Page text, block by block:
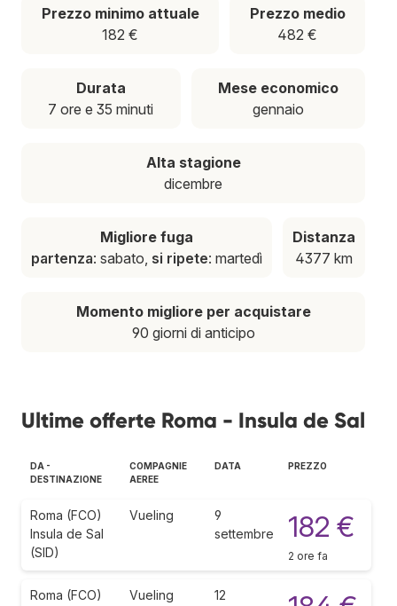
Prezzo minimo attuale
182 €
Prezzo medio
482 €
Durata
7 ore e 35 minuti
Mese economico
gennaio
Alta stagione
dicembre
Migliore fuga
partenza: sabato, si ripete: martedì
Distanza
4377 km
Momento migliore per acquistare
90 giorni di anticipo
Ultime offerte Roma - Insula de Sal
DA -
DESTINAZIONE
COMPAGNIE
AEREE
DATA PREZZO
Roma (FCO)
Insula de Sal
(SID)
Vueling
9
settembre
182 €
2 ore fa
Roma (FCO)
Vueling
12